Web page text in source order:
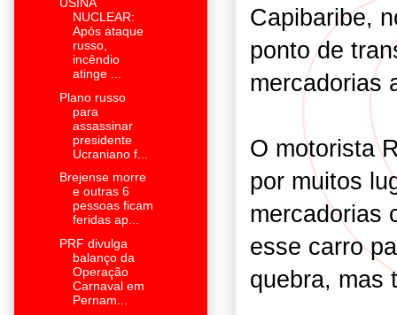
Capibaribe,
ponto de
mercadorias
O motorista
por muitos
mercadorias
esse carro
quebra, mas
USINA
NUCLEAR:
Após ataque
russo,
incêndio
atinge ...
Plano russo
para
assassinar
presidente
Ucraniano f...
Brejense morre
e outras 6
pessoas ficam
feridas ap...
PRF divulga
balanço da
Operação
Carnaval em
Pernam...